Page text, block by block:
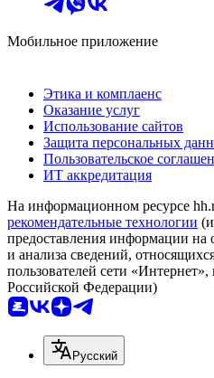
Мобильное приложение
Этика и комплаенс
Оказание услуг
Использование сайтов
Защита персональных
Пользовательское
ИТ аккредитация
На информационном ресурсе
рекомендательные технологии
предоставления информации на
и анализа сведений,
пользователей сети
Российской Федерации)
Русский